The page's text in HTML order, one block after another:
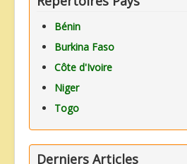
Bénin
Burkina Faso
Côte d'Ivoire
Niger
Togo
Derniers Articles